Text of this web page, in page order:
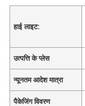
हाई लाइट:
उत्पत्ति के प्लेस
न्यूनतम आदेश मात्रा
पैकेजिंग विवरण